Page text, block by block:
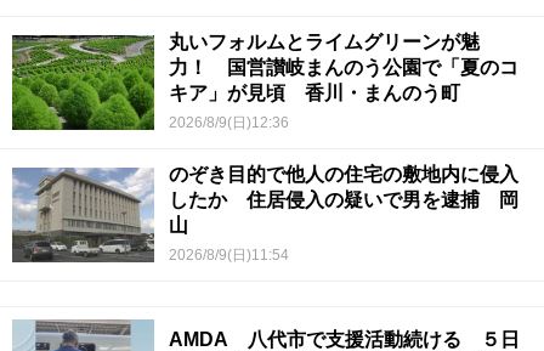
丸いフォルムとライムグリーンが魅
力！ 国営讃岐まんのう公園で「夏のコ
キア」が見頃 香川・まんのう町
2026/8/9(日)12:36
のぞき目的で他人の住宅の敷地内に侵入
したか 住居侵入の疑いで男を逮捕 岡
山
2026/8/9(日)11:54
AMDA 八代市で支援活動続ける ５日